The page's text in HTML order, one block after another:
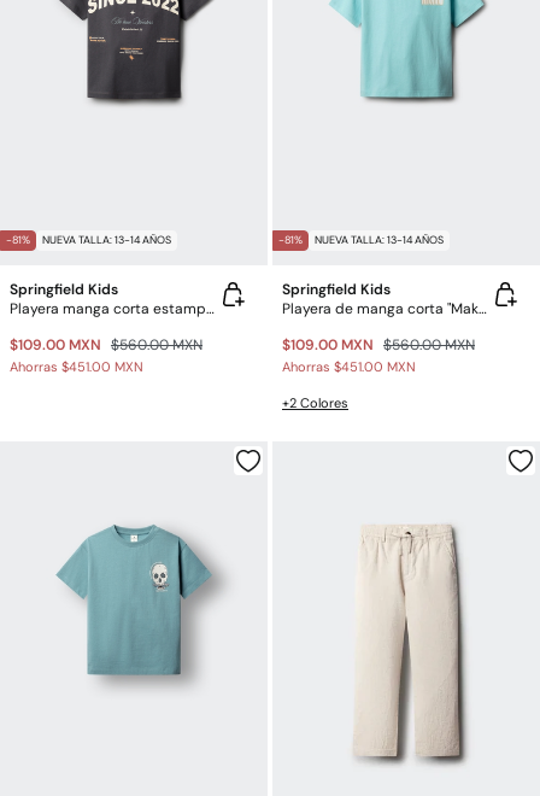
-81% NUEVA TALLA: 13-14 AÑOS
Springfield Kids
Playera manga corta estampada para niño
$109.00 MXN $560.00 MXN
Ahorras $451.00 MXN
-81% NUEVA TALLA: 13-14 AÑOS
Springfield Kids
Playera de manga corta "Make Wavesr" niño
$109.00 MXN $560.00 MXN
Ahorras $451.00 MXN
+2 Colores